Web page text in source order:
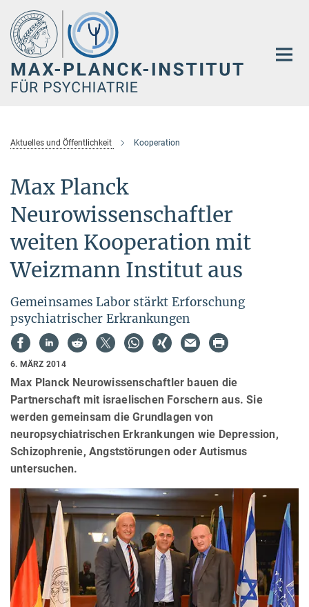
Hauptinhalt
Aktuelles und Öffentlichkeit Kooperation
Max Planck
Neurowissenschaftler
weiten Kooperation mit
Weizmann Institut aus
Gemeinsames Labor stärkt Erforschung
psychiatrischer Erkrankungen
6. MÄRZ 2014
Max Planck Neurowissenschaftler bauen die
Partnerschaft mit israelischen Forschern aus. Sie
werden gemeinsam die Grundlagen von
neuropsychiatrischen Erkrankungen wie Depression,
Schizophrenie, Angststörungen oder Autismus
untersuchen.